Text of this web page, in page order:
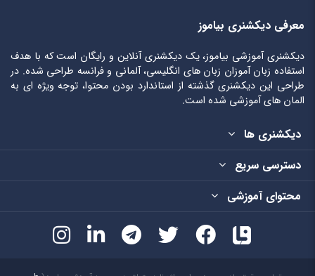
معرفی دیکشنری بیاموز
دیکشنری آموزشی بیاموز، یک دیکشنری آنلاین و رایگان است که با هدف
استفاده زبان آموزان زبان های انگلیسی، آلمانی و فرانسه طراحی شده. در
طراحی این دیکشنری گذشته از استاندارد بودن محتوا، توجه ویژه ای به
المان های آموزشی شده است.
دیکشنری ها
دسترسی سریع
محتوای آموزشی